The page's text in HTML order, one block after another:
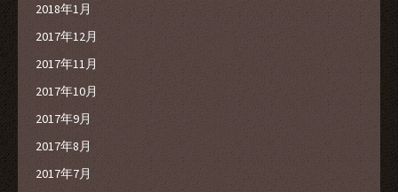
2018年1月
2017年12月
2017年11月
2017年10月
2017年9月
2017年8月
2017年7月